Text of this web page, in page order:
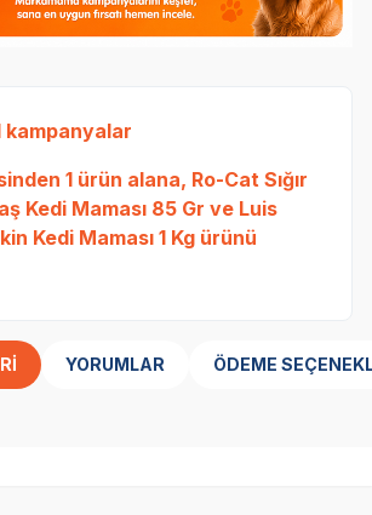
kampanyalar
1 ürün alana, Ro-Cat Sığır
Kedi Maması 85 Gr ve Luis
Kedi Maması 1 Kg ürünü
YORUMLAR ÖDEME